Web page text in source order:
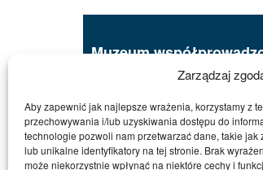
Zarządzaj
Aby zapewnić jak najlepsze wrażenia, korzystamy z
przechowywania i/lub uzyskiwania dostępu do
technologie pozwoli nam przetwarzać dane, takie
lub unikalne identyfikatory na tej stronie. Brak
może niekorzystnie wpłynąć na niektóre cechy i
Muzeum